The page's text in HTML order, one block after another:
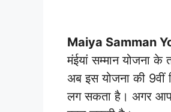
Maiya Samman
मंईयां सम्मान योजना
अब इस योजना की
लग सकता है। अगर